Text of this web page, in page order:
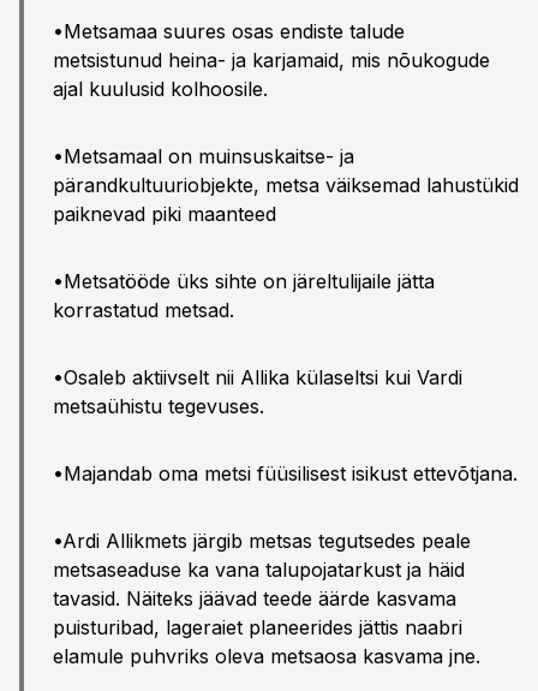
•Metsamaa suures osas endiste talude
metsistunud heina- ja karjamaid, mis nõukogude
ajal kuulusid kolhoosile.
•Metsamaal on muinsuskaitse- ja
pärandkultuuriobjekte, metsa väiksemad lahustükid
paiknevad piki maanteed
•Metsatööde üks sihte on järeltulijaile jätta
korrastatud metsad.
•Osaleb aktiivselt nii Allika külaseltsi kui Vardi
metsaühistu tegevuses.
•Majandab oma metsi füüsilisest isikust ettevõtjana.
•Ardi Allikmets järgib metsas tegutsedes peale
metsaseaduse ka vana talupojatarkust ja häid
tavasid. Näiteks jäävad teede äärde kasvama
puisturibad, lageraiet planeerides jättis naabri
elamule puhvriks oleva metsaosa kasvama jne.